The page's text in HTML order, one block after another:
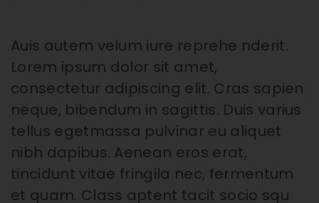
Auis autem velum iure reprehe nderit.
Lorem ipsum dolor sit amet,
consectetur adipiscing elit. Cras sapien
neque, bibendum in sagittis. Duis varius
tellus egetmassa pulvinar eu aliquet
nibh dapibus. Aenean eros erat,
tincidunt vitae fringila nec, fermentum
et quam. Class aptent tacit socio squ